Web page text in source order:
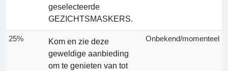
geselecteerde
GEZICHTSMASKERS.
25%
Kom en zie deze
geweldige aanbieding
om te genieten van tot
Onbekend/momenteel